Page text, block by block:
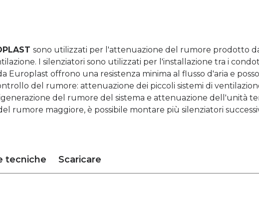
sono utilizzati per l'attenuazione del rumore prodotto
I silenziatori sono utilizzati per l'installazione tra i
offrono una resistenza minima al flusso d'aria e
del rumore: attenuazione dei piccoli sistemi di
del rumore del sistema e attenuazione dell'unità
rumore maggiore, è possibile montare più silenziatori
tecniche Scaricare